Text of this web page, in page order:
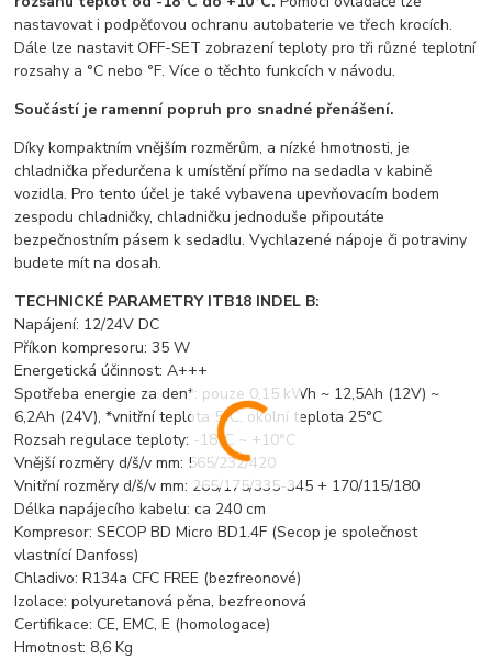
nastavovat i podpěťovou ochranu autobaterie ve třech krocích.
Dále lze nastavit OFF-SET zobrazení teploty pro tři různé teplotní
rozsahy a °C nebo °F. Více o těchto funkcích v návodu.
Součástí je ramenní popruh pro snadné přenášení.
Díky kompaktním vnějším rozměrům, a nízké hmotnosti, je
chladnička předurčena k umístění přímo na sedadla v kabině
vozidla. Pro tento účel je také vybavena upevňovacím bodem
zespodu chladničky, chladničku jednoduše připoutáte
bezpečnostním pásem k sedadlu. Vychlazené nápoje či potraviny
budete mít na dosah.
TECHNICKÉ PARAMETRY ITB18 INDEL B:
Napájení: 12/24V DC
Příkon kompresoru: 35 W
Energetická účinnost: A+++
Spotřeba energie za den*: pouze 0,15 kWh ~ 12,5Ah (12V) ~
6,2Ah (24V), *vnitřní teplota 5°C, okolní teplota 25°C
Rozsah regulace teploty: -18°C ~ +10°C
Vnější rozměry d/š/v mm: 565/232/420
Vnitřní rozměry d/š/v mm: 265/175/335-345 + 170/115/180
Délka napájecího kabelu: ca 240 cm
Kompresor: SECOP BD Micro BD1.4F (Secop je společnost
vlastnící Danfoss)
Chladivo: R134a CFC FREE (bezfreonové)
Izolace: polyuretanová pěna, bezfreonová
Certifikace: CE, EMC, E (homologace)
Hmotnost: 8,6 Kg